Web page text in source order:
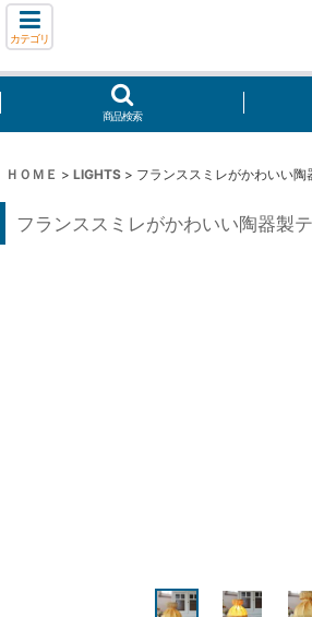
カテゴリ
商品検索
ＨＯＭＥ > LIGHTS > フランススミレがかわいい
フランススミレがかわいい陶器製